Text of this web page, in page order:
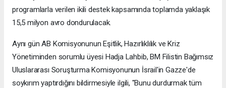
programlarla verilen ikili destek kapsamında toplamda yaklaşık
15,5 milyon avro dondurulacak.
Aynı gün AB Komisyonunun Eşitlik, Hazırlıklılık ve Kriz
Yönetiminden sorumlu üyesi Hadja Lahbib, BM Filistin Bağımsız
Uluslararası Soruşturma Komisyonunun İsrail'in Gazze'de
soykırım yaptırdığını bildirmesiyle ilgili, "Bunu durdurmak tüm